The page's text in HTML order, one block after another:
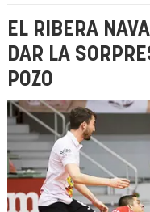
EL RIBERA
DAR LA
POZO